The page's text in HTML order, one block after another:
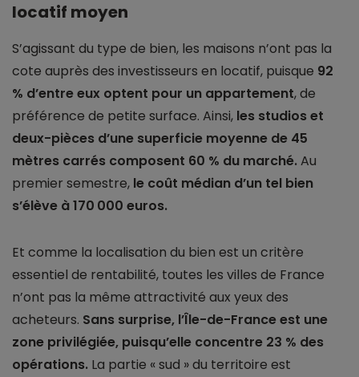
locatif moyen
S’agissant du type de bien, les maisons n’ont pas la
cote auprès des investisseurs en locatif, puisque 92
% d’entre eux optent pour un appartement, de
préférence de petite surface. Ainsi, les studios et
deux-pièces d’une superficie moyenne de 45
mètres carrés composent 60 % du marché.Au
premier semestre, le coût médian d’un tel bien
s’élève à 170 000 euros.
Et comme la localisation du bien est un critère
essentiel de rentabilité, toutes les villes de France
n’ont pas la même attractivité aux yeux des
acheteurs. Sans surprise, l’Île-de-France est une
zone privilégiée, puisqu’elle concentre 23 % des
opérations. La partie « sud » du territoire est